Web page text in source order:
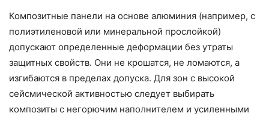
Композитные панели на основе алюминия (например, с
полиэтиленовой или минеральной прослойкой)
допускают определенные деформации без утраты
защитных свойств. Они не крошатся, не ломаются, а
изгибаются в пределах допуска. Для зон с высокой
сейсмической активностью следует выбирать
композиты с негорючим наполнителем и усиленными